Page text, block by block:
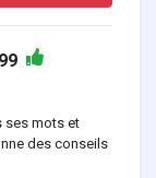
ses mots et
des conseils